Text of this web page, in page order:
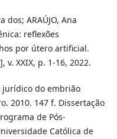
dos; ARAÚJO, Ana
reflexões
por útero artificial.
v. XXIX, p. 1-16, 2022.
jurídico do embrião
2010. 147 f. Dissertação
de Pós-
Católica de